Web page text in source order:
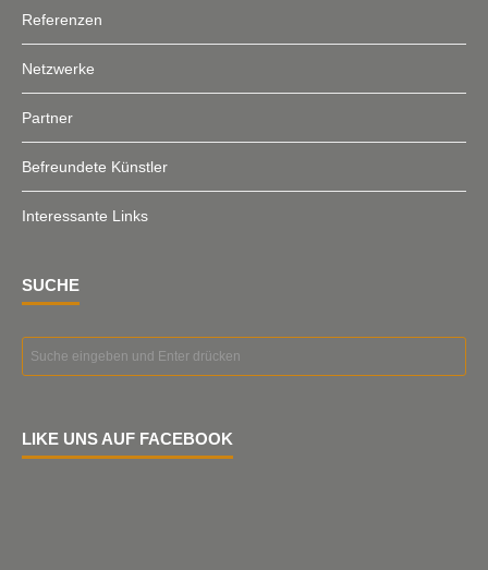
Referenzen
Netzwerke
Partner
Befreundete Künstler
Interessante Links
SUCHE
LIKE UNS AUF FACEBOOK